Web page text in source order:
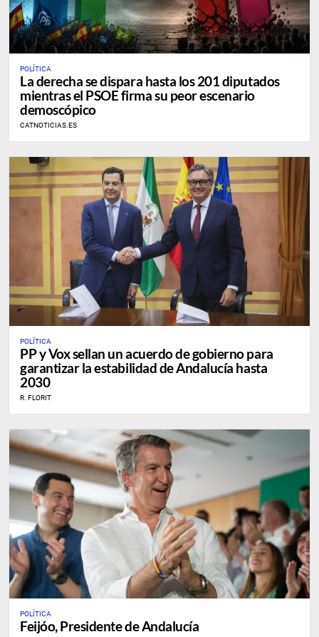
POLÍTICA
La derecha se dispara hasta los 201 diputados
mientras el PSOE firma su peor escenario
demoscópico
CATNOTICIAS.ES
POLÍTICA
PP y Vox sellan un acuerdo de gobierno para
garantizar la estabilidad de Andalucía hasta
2030
R. FLORIT
POLÍTICA
Feijóo, Presidente de Andalucía